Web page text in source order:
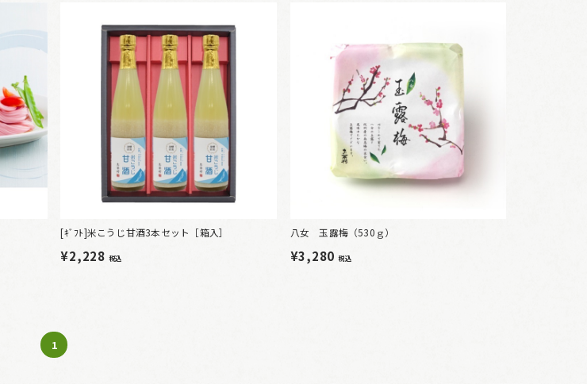
[ｷﾞﾌﾄ]米こうじ甘酒3本セット［箱入］
¥2,228 税込
八女 玉露梅（530ｇ）
¥3,280 税込
1